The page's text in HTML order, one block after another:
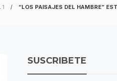
1 “LOS PAISAJES DEL HAMBRE”
SUSCRIBETE